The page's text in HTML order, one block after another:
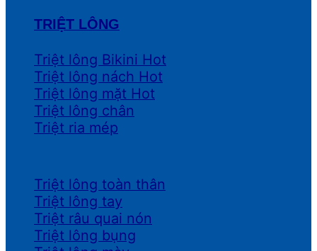
TRIỆT LÔNG
Triệt lông Bikini
Triệt lông nách
Triệt lông mặt
Triệt lông chân
Triệt ria mép
Triệt lông toàn thân
Triệt lông tay
Triệt râu quai nón
Triệt lông bụng